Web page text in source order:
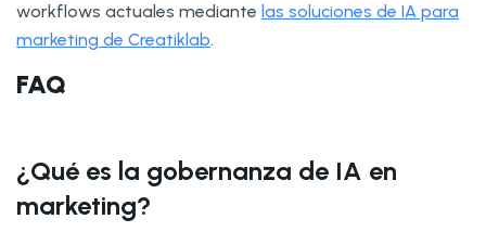
workflows actuales mediante las soluciones de IA para
marketing de Creatiklab.
FAQ
¿Qué es la gobernanza de IA en
marketing?